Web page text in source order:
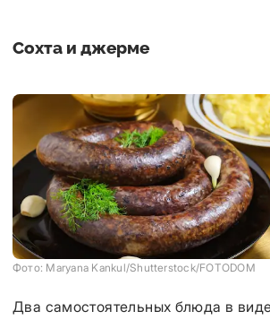
Сохта и джерме
Фото: Maryana Kankul/Shutterstock/FOTODOM
Два самостоятельных блюда в